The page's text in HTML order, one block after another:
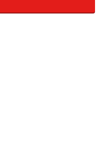
行います。